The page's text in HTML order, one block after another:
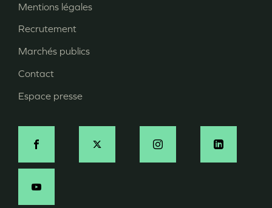
Pied
de
page
Mentions légales
Recrutement
Marchés publics
Contact
Espace presse
Social